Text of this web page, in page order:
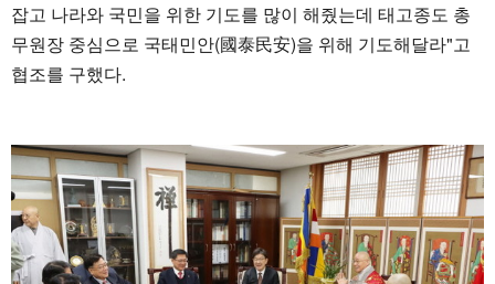
잡고 나라와 국민을 위한 기도를 많이 해줬는데 태고종도 총
무원장 중심으로 국태민안(國泰民安)을 위해 기도해달라"고
협조를 구했다.